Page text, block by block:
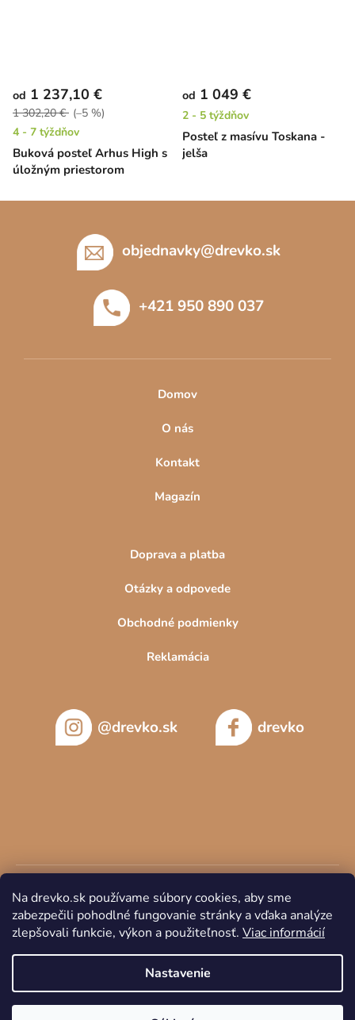
Na drevko.sk používame súbory cookies, aby sme
zabezpečili pohodlné fungovanie stránky a vďaka analýze
zlepšovali funkcie, výkon a použiteľnosť. Viac informácií
Nastavenie
Buková posteľ Arhus High s
úložným priestorom
od 1 237,10 €
1 302,20 € (–5 %)
4 - 7 týždňov
Posteľ z masívu Toskana -
jelša
od 1 049 €
2 - 5 týždňov
objednavky@drevko.sk
+421 950 890 037
Domov
O nás
Kontakt
Magazín
Doprava a platba
Otázky a odpovede
Obchodné podmienky
Reklamácia
@drevko.sk drevko